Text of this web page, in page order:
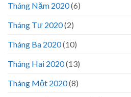
Tháng Năm 2020(6)
Tháng Tư 2020(2)
Tháng Ba 2020(10)
Tháng Hai 2020(13)
Tháng Một 2020(8)